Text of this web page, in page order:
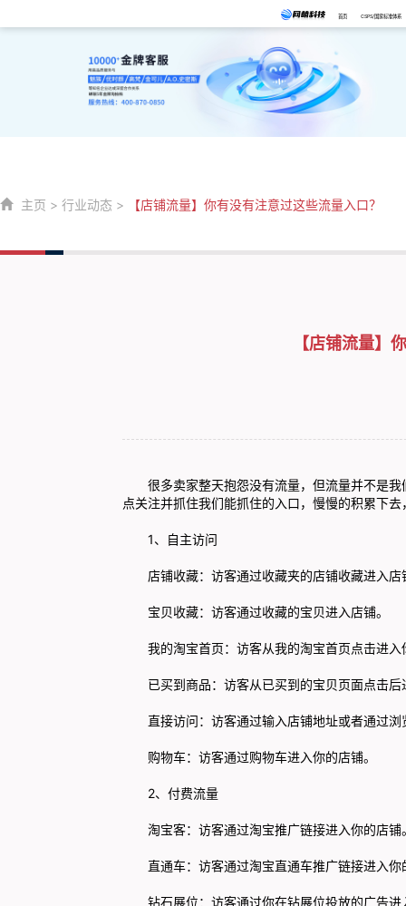
首页 CSPS/国家标准体系
主页 > 行业动态 > 【店铺流量】你有没有注意过这些流量入口？
【店铺流量】
很多卖家整天抱怨没有流量，但流量并不是我
点关注并抓住我们能抓住的入口，慢慢的积累下
1、自主访问
店铺收藏：访客通过收藏夹的店铺收藏进入店
宝贝收藏：访客通过收藏的宝贝进入店铺。
我的淘宝首页：访客从我的淘宝首页点击进入
已买到商品：访客从已买到的宝贝页面点击
直接访问：访客通过输入店铺地址或者通过
购物车：访客通过购物车进入你的店铺。
2、付费流量
淘宝客：访客通过淘宝推广链接进入你的店铺
直通车：访客通过淘宝直通车推广链接进入你
钻石展位：访客通过你在钻展位投放的广告进